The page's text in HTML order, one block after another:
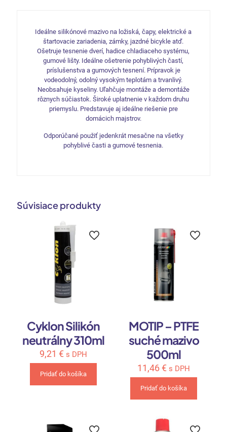
Ideálne silikónové mazivo na ložiská, čapy, elektrické a
štartovacie zariadenia, zámky, jazdné bicykle atď.
Ošetruje tesnenie dverí, hadice chladiaceho systému,
gumové lišty. Ideálne ošetrenie pohyblivých častí,
príslušenstva a gumových tesnení. Prípravok je
vodeodolný, odolný vysokým teplotám a trvanlivý.
Neobsahuje kyseliny. Uľahčuje montáže a demontáže
rôznych súčiastok. Široké uplatnenie v každom druhu
priemyslu. Predstavuje aj ideálne riešenie pre
domácich majstrov.
Odporúčané použiť jedenkrát mesačne na všetky
pohyblivé časti a gumové tesnenia.
Súvisiace produkty
Cyklon Silikón
neutrálny 310ml
9,21 € s DPH
Pridať do košíka
MOTIP – PTFE
suché mazivo
500ml
11,46€ s DPH
Pridať do košíka